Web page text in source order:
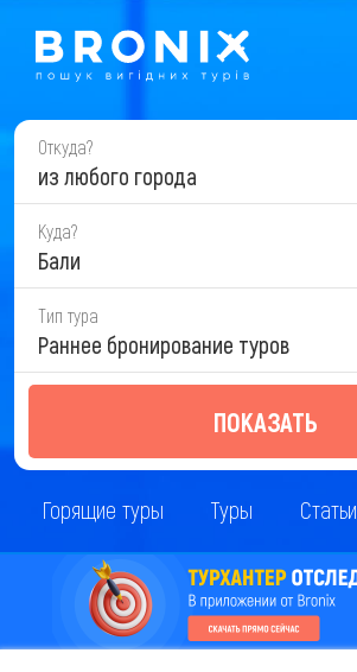
Откуда?
из любого города
Куда?
Бали
Тип тура
Раннее бронирование туров
ПОКАЗАТЬ
Горящие туры Туры Статьи